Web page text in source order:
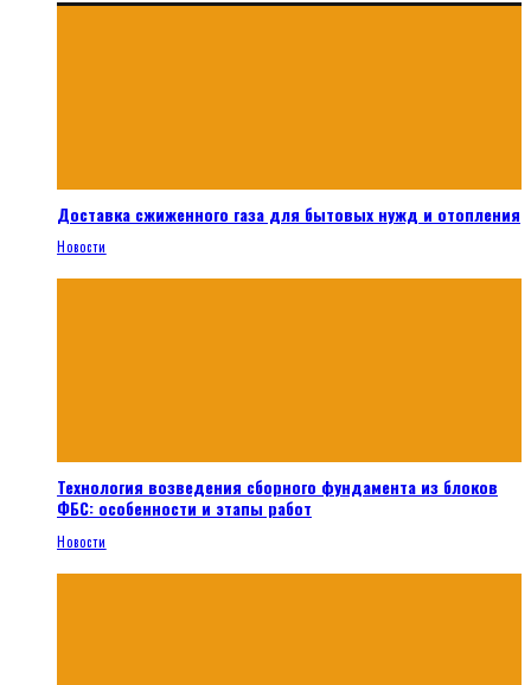
Доставка сжиженного газа для бытовых нужд и отопления
Новости
Технология возведения сборного фундамента из блоков
ФБС: особенности и этапы работ
Новости